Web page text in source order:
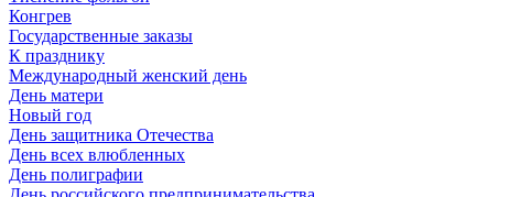
Конгрев
Государственные заказы
К празднику
Международный женский день
День матери
Новый год
День защитника Отечества
День всех влюбленных
День полиграфии